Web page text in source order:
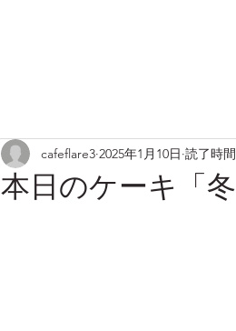
本日のケーキ「
cafeflare3 2025年1月10日 読了時